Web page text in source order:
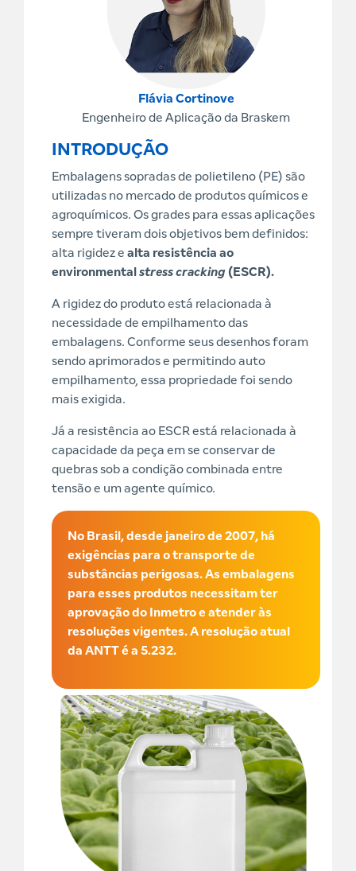
Flávia Cortinove
Engenheiro de Aplicação da Braskem
INTRODUÇÃO
Embalagens sopradas de polietileno (PE) são
utilizadas no mercado de produtos químicos e
agroquímicos. Os grades para essas aplicações
sempre tiveram dois objetivos bem definidos:
alta rigidez e alta resistência ao
environmental stress cracking(ESCR).
A rigidez do produto está relacionada à
necessidade de empilhamento das
embalagens. Conforme seus desenhos foram
sendo aprimorados e permitindo auto
empilhamento, essa propriedade foi sendo
mais exigida.
Já a resistência ao ESCR está relacionada à
capacidade da peça em se conservar de
quebras sob a condição combinada entre
tensão e um agente químico.
No Brasil, desde janeiro de 2007, há
exigências para o transporte de
substâncias perigosas. As embalagens
para esses produtos necessitam ter
aprovação do Inmetro e atender às
resoluções vigentes. A resolução atual
da ANTT é a 5.232.